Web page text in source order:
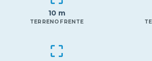
10 m
TERRENO FRENTE